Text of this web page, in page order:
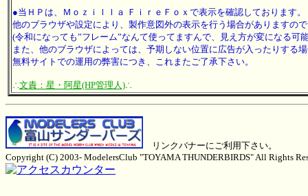
●当ＨＰは、Ｍｏｚｉｌｌａ ＦｉｒｅＦｏｘで表示を確認しております。
他のブラウザや設定により、製作意図外の表示を行う場合がありますの
(令和になっても”フレーム”なんて使ってますんで、見え方が変になる可
また、他のブラウザによっては、予期しない位置に広告が入ったりする
無料サイトでの運用の弊害につき、これまたご了承下さい。
∴文責：星・阿星(HP管理人)∴
リンクバナーにご利用下さい。
Copyright (C) 2003- ModelersClub "TOYAMA THUNDERBIRDS" All Rights